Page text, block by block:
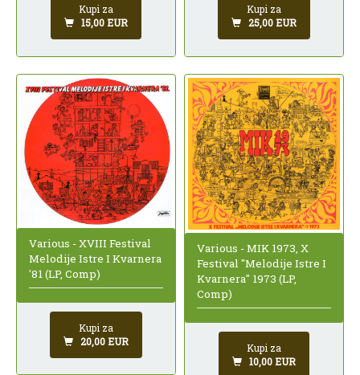
Kupi za
15,00 EUR
Kupi za
25,00 EUR
Various - XVIII Festival
Melodije Istre I Kvarnera
'81 (LP, Comp)
Kupi za
20,00 EUR
Various - MIK 1973, X
Festival "Melodije Istre I
Kvarnera" 1973 (LP,
Comp)
Kupi za
10,00 EUR